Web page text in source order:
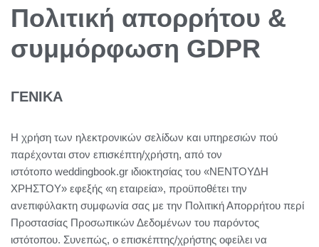
Πολιτική απορρήτου &
συμμόρφωση GDPR
ΓΕΝΙΚΑ
Η χρήση των ηλεκτρονικών σελίδων και υπηρεσιών πού
παρέχονται στον επισκέπτη/χρήστη, από τον
ιστότοπο weddingbook.gr ιδιοκτησίας του «ΝΕΝΤΟΥΔΗ
ΧΡΗΣΤΟΥ» εφεξής «η εταιρεία», προϋποθέτει την
ανεπιφύλακτη συμφωνία σας με την Πολιτική Απορρήτου περί
Προστασίας Προσωπικών Δεδομένων του παρόντος
ιστότοπου. Συνεπώς, ο επισκέπτης/χρήστης οφείλει να